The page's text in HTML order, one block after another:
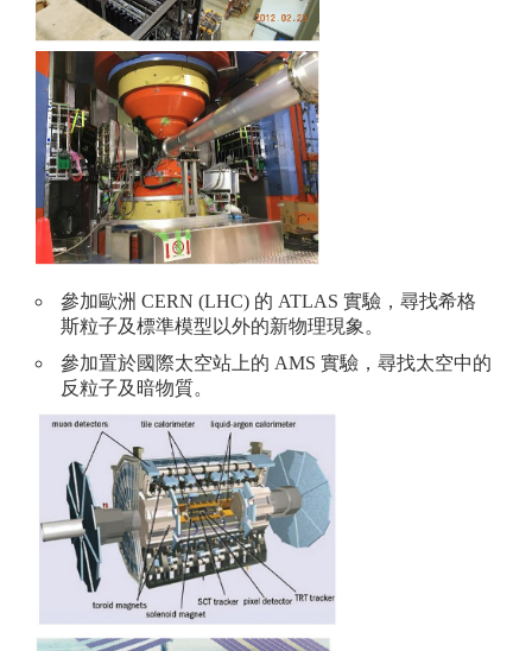
參加歐洲 CERN (LHC) 的 ATLAS 實驗，尋找希格
斯粒子及標準模型以外的新物理現象。
參加置於國際太空站上的 AMS 實驗，尋找太空中的
反粒子及暗物質。